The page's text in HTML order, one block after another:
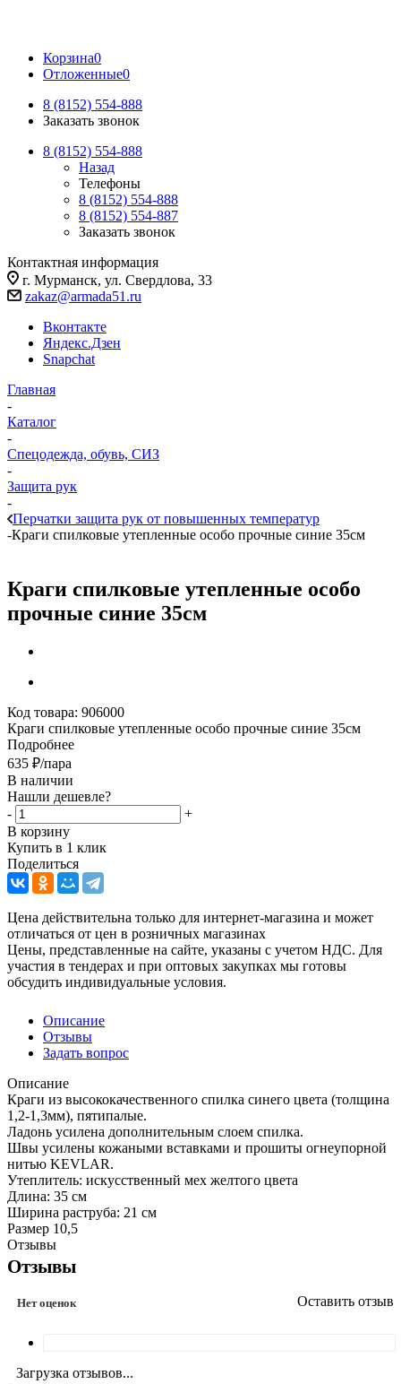
Корзина0
Отложенные0
8 (8152) 554-888
Заказать звонок
8 (8152) 554-888
Назад
Телефоны
8 (8152) 554-888
8 (8152) 554-887
Заказать звонок
Контактная информация
г. Мурманск, ул. Свердлова, 33
zakaz@armada51.ru
Вконтакте
Яндекс.Дзен
Snapchat
Главная
-
Каталог
-
Спецодежда, обувь, СИЗ
-
Защита рук
-
Перчатки защита рук от повышенных температур
-Краги спилковые утепленные особо прочные синие 35см
Краги спилковые утепленные особо
прочные синие 35см
Код товара: 906000
Краги спилковые утепленные особо прочные синие 35см
Подробнее
635 ₽/пара
В наличии
Нашли дешевле?
-
+
В корзину
Купить в 1 клик
Поделиться
Цена действительна только для интернет-магазина и может
отличаться от цен в розничных магазинах
Цены, представленные на сайте, указаны с учетом НДС. Для
участия в тендерах и при оптовых закупках мы готовы
обсудить индивидуальные условия.
Описание
Отзывы
Задать вопрос
Описание
Краги из высококачественного спилка синего цвета (толщина
1,2-1,3мм), пятипалые.
Ладонь усилена дополнительным слоем спилка.
Швы усилены кожаными вставками и прошиты огнеупорной
нитью KEVLAR.
Утеплитель: искусственный мех желтого цвета
Длина: 35 см
Ширина раструба: 21 см
Размер 10,5
Отзывы
Отзывы
Нет оценок Оставить отзыв
Загрузка отзывов...